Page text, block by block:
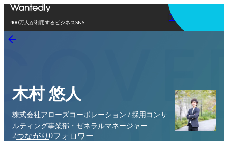
400万人が利用するビジネスSNS
アプリを使う
木村 悠人
株式会社アローズコーポレーション / 採用コンサ
ルティング事業部・ゼネラルマネージャー
2つながり 0フォロワー